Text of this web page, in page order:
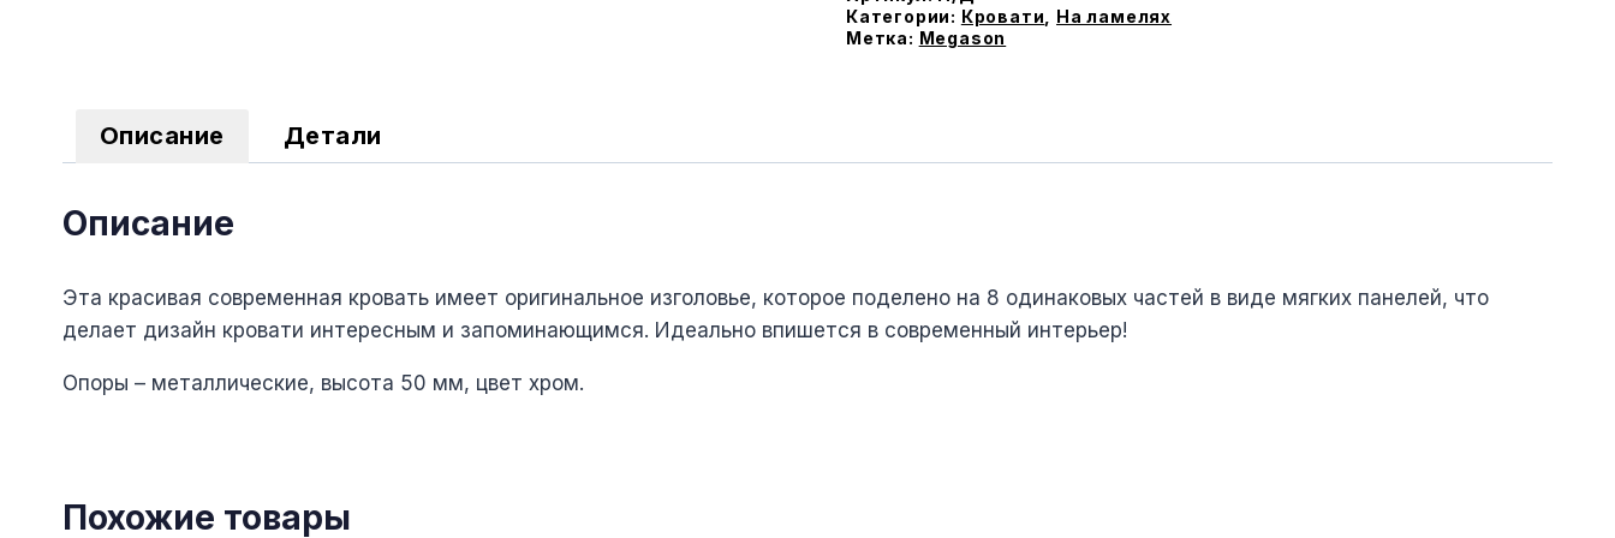
ламеляx
Категории: Кровати
На ламелях
Метка: Megason
Описание Детали
Описание
Эта красивая современная кровать имеет оригинальное изголовье, которое поделено на 8 одинаковыx частей в виде мягкиx панелей, что
делает дизайн кровати интересным и запоминающимся. Идеально впишется в современный интерьер!
Опоры – металлические, высота 50 мм, цвет xром.
Похожие товары